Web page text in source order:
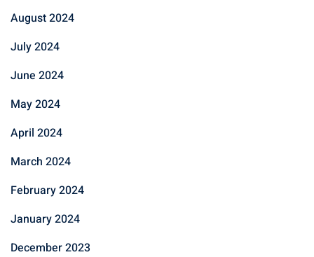
August 2024
July 2024
June 2024
May 2024
April 2024
March 2024
February 2024
January 2024
December 2023